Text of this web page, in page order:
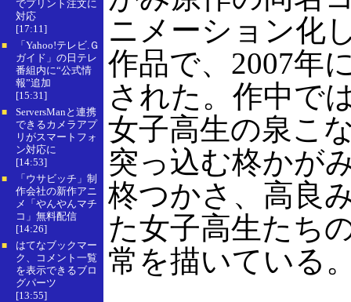
でプリント注文に
対応
[17:11]
■
「Yahoo!テレビ.Ｇ
ガイド」の日テレ
番組内に“公式情
報”追加
[15:31]
■
ServersManと連携
できるカメラアプ
リがスマートフォ
ン対応に
[14:53]
■
「ウサビッチ」制
作会社の新作アニ
メ「やんやんマチ
コ」無料配信
[14:26]
■
はてなブックマー
ク、コメント一覧
を表示できるブロ
グパーツ
[13:55]
ニメーション化
作品で、2007年
された。作中で
女子高生の泉こ
突っ込む柊かが
柊つかさ、高良
た女子高生たち
常を描いている